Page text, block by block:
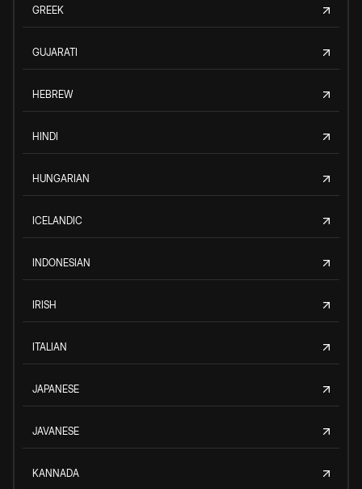
GREEK
GUJARATI
HEBREW
HINDI
HUNGARIAN
ICELANDIC
INDONESIAN
IRISH
ITALIAN
JAPANESE
JAVANESE
KANNADA